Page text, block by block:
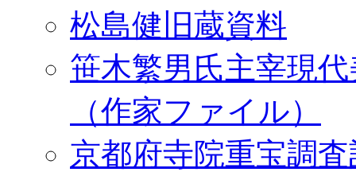
松島健旧蔵資料
笹木繁男氏主宰現
（作家ファイル）
京都府寺院重宝調